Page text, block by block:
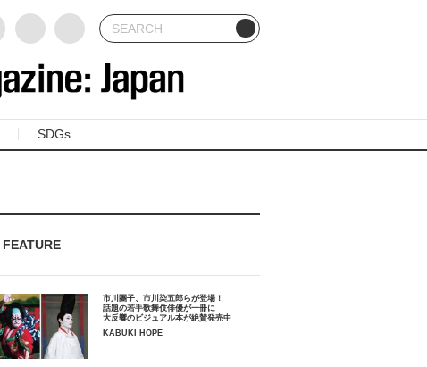
SDGs
FEATURE
市川團子、市川染五郎らが登場！
話題の若手歌舞伎俳優が一冊に
大反響のビジュアル本が絶賛発売中
KABUKI HOPE